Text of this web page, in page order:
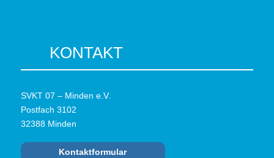
KONTAKT
SVKT 07 – Minden e.V.
Postfach 3102
32388 Minden
Kontaktformular